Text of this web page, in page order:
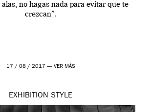
alas, no hagas nada para evitar que te
crezcan”.
17 / 08 / 2017 — VER MÁS
EXHIBITION STYLE